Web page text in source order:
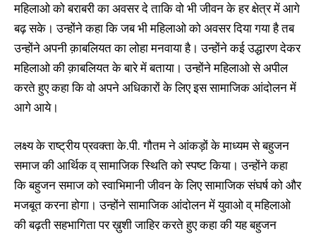
महिलाओ को बराबरी का अवसर दे ताकि वो भी जीवन के हर क्षेत्र में आगे
बढ़ सके। उन्होंने कहा कि जब भी महिलाओ को अवसर दिया गया है तब
उन्होंने अपनी क़ाबलियत का लोहा मनवाया है। उन्होंने कई उद्धारण देकर
महिलाओ की क़ाबलियत के बारे में बताया। उन्होंने महिलाओ से अपील
करते हुए कहा कि वो अपने अधिकारों के लिए इस सामाजिक आंदोलन में
आगे आये।
लक्ष्य के राष्ट्रीय प्रवक्ता के.पी. गौतम ने आंकड़ों के माध्यम से बहुजन
समाज की आर्थिक व् सामाजिक स्थिति को स्पष्ट किया। उन्होंने कहा
कि बहुजन समाज को स्वाभिमानी जीवन के लिए सामाजिक संघर्ष को और
मजबूत करना होगा। उन्होंने सामाजिक आंदोलन में युवाओ व् महिलाओ
की बढ़ती सहभागिता पर ख़ुशी जाहिर करते हुए कहा की यह बहुजन